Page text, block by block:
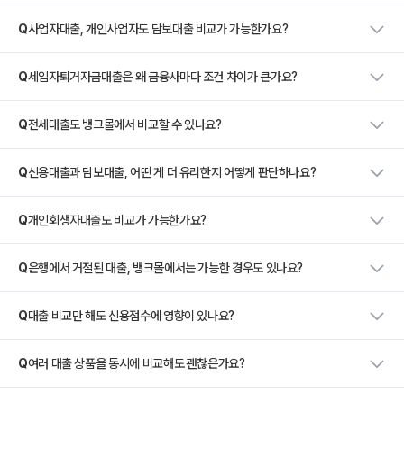
Q사업자대출, 개인사업자도 담보대출 비교가 가능한가요?
Q세입자퇴거자금대출은 왜 금융사마다 조건 차이가 큰가요?
Q전세대출도 뱅크몰에서 비교할 수 있나요?
Q신용대출과 담보대출, 어떤 게 더 유리한지 어떻게 판단하나요?
Q개인회생자대출도 비교가 가능한가요?
Q은행에서 거절된 대출, 뱅크몰에서는 가능한 경우도 있나요?
Q대출 비교만 해도 신용점수에 영향이 있나요?
Q여러 대출 상품을 동시에 비교해도 괜찮은가요?